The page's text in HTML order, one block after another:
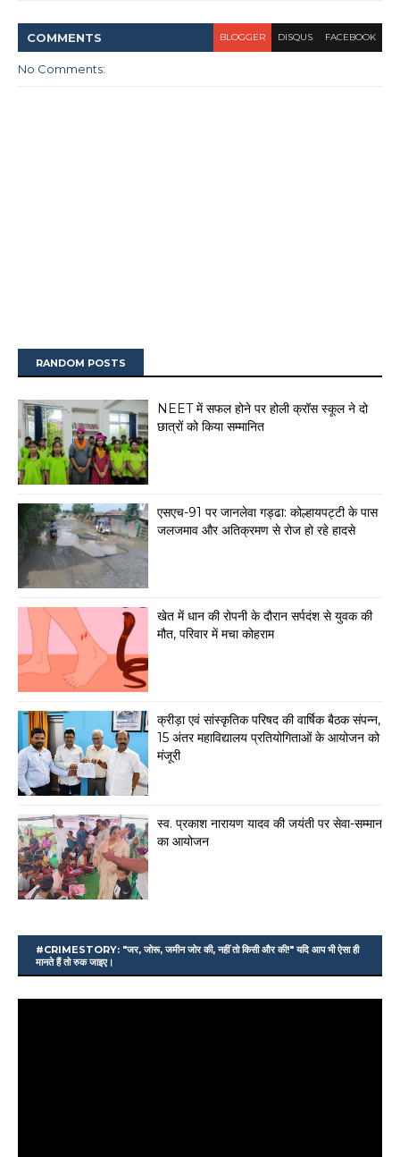
COMMENTS BLOGGER DISQUS FACEBOOK
No Comments:
RANDOM POSTS
NEET में सफल होने पर होली क्रॉस स्कूल ने दो
छात्रों को किया सम्मानित
एसएच-91 पर जानलेवा गड्ढा: कोल्हायपट्टी के पास
जलजमाव और अतिक्रमण से रोज हो रहे हादसे
खेत में धान की रोपनी के दौरान सर्पदंश से युवक की
मौत, परिवार में मचा कोहराम
क्रीड़ा एवं सांस्कृतिक परिषद की वार्षिक बैठक संपन्न,
15 अंतर महाविद्यालय प्रतियोगिताओं के आयोजन को
मंजूरी
स्व. प्रकाश नारायण यादव की जयंती पर सेवा-सम्मान
का आयोजन
#CRIMESTORY: "जर, जोरू, जमीन जोर की, नहीं तो किसी और की!" यदि आप भी ऐसा ही
मानते हैं तो रुक जाइए।